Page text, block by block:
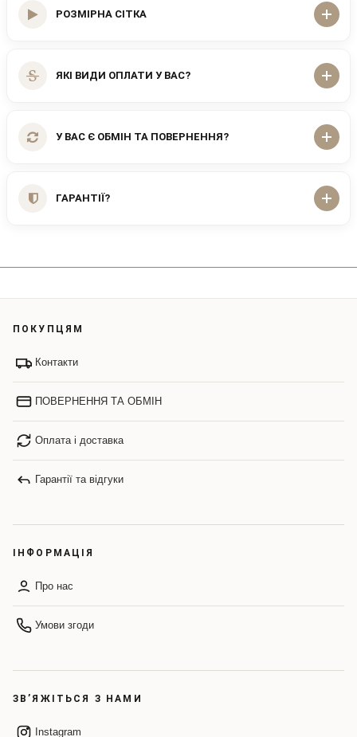
РОЗМІРНА СІТКА
ЯКІ ВИДИ ОПЛАТИ У ВАС?
У ВАС Є ОБМІН ТА ПОВЕРНЕННЯ?
ГАРАНТІЇ?
ПОКУПЦЯМ
Контакти
ПОВЕРНЕННЯ ТА ОБМІН
Оплата і доставка
Гарантії та відгуки
ІНФОРМАЦІЯ
Про нас
Умови згоди
ЗВ’ЯЖІТЬСЯ З НАМИ
Instagram